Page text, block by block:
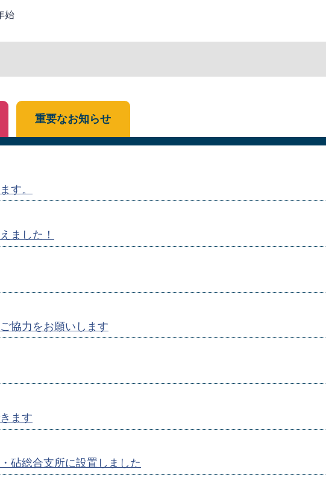
始
す。
ました！
協力をお願いします
ます
砧総合支所に設置しました
重要なお知らせ